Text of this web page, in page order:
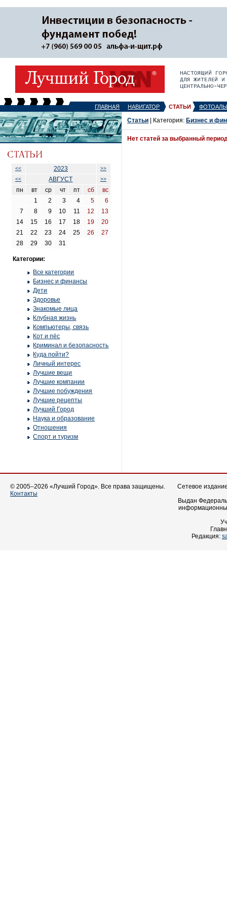
ГЛАВНАЯ НАВИГАТОР СТАТЬИ
<< 2023
>>
<<
АВГУСТ >>
пн вт ср чт пт сб
вс
1
2 3 4 5
6
7
8 9 10 11 12
13
14
15 16 17 18 19
20
21
22 23 24 25 26
27
28
29 30 31
Категории:
Все категории
Бизнес и финансы
Дети
Здоровье
Знакомые лица
Клубная жизнь
Компьютеры, связь
Кот и пёс
Криминал и безопасность
Куда пойти?
Личный интерес
Лучшие вещи
Лучшие компании
Лучшие побуждения
Лучшие рецепты
Лучший Город
Наука и образование
Отношения
Спорт и туризм
Статьи | Категория: Бизнес и
Нет статей за выбранный
© 2005–2026 «Лучший Город». Все права защищены.
Контакты
Сетевое
Выдан
Редакция: